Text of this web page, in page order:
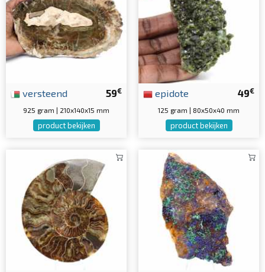
59€
versteend
925 gram | 210x140x15 mm
product bekijken
49€
epidote
125 gram | 80x50x40 mm
product bekijken